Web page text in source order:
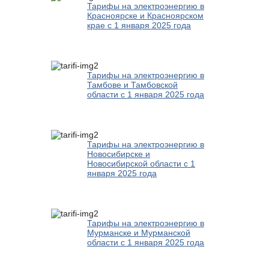
Тарифы на электроэнергию в
Красноярске и Красноярском
крае с 1 января 2025 года
Тарифы на электроэнергию в
Тамбове и Тамбовской
области с 1 января 2025 года
Тарифы на электроэнергию в
Новосибирске и
Новосибирской области с 1
января 2025 года
Тарифы на электроэнергию в
Мурманске и Мурманской
области с 1 января 2025 года